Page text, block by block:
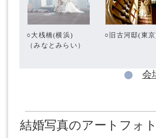
○大桟橋(横浜)
（みなとみらい）
○旧古河邸(東
会
結婚写真のアートフォ